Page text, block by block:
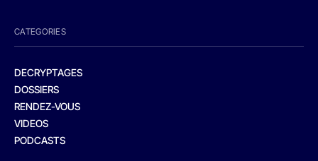
CATEGORIES
DECRYPTAGES
DOSSIERS
RENDEZ-VOUS
VIDEOS
PODCASTS